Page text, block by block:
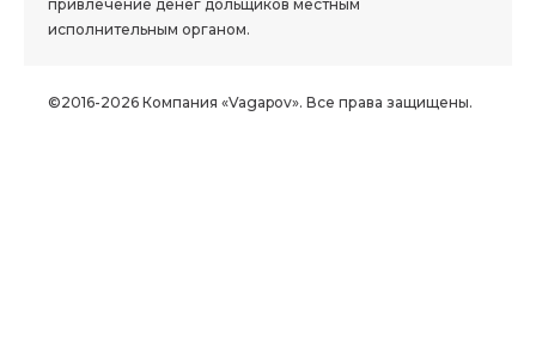
привлечение денег дольщиков местным
исполнительным органом.
©2016-2026 Компания «Vagapov». Все права защищены.